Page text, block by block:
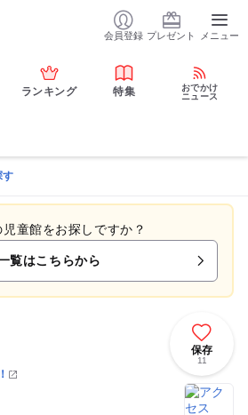
会員登録 プレゼント メニュー
ランキング 特集
おでかけ
ニュース
す
童館をお探しですか？
覧はこちらから
保存
11